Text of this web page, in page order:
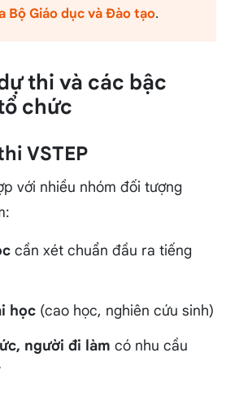
Bộ Giáo dục và Đào tạo.
thi và các bậc
chức
VSTEP
với nhiều nhóm đối tượng
cần xét chuẩn đầu ra tiếng
học (cao học, nghiên cứu sinh)
người đi làm có nhu cầu